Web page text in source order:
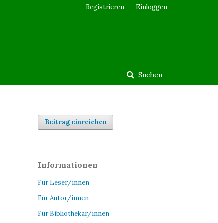
Suchen
Registrieren Einloggen
Beitrag einreichen
Informationen
Für Leser/innen
Für Autor/innen
Für Bibliothekar/innen